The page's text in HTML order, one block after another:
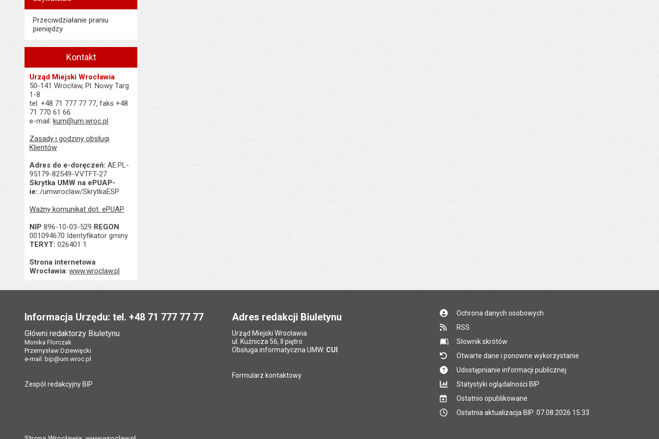
Przeciwdziałanie praniu
pieniędzy
Kontakt
Urząd Miejski Wrocławia
50-141 Wrocław, Pl. Nowy Targ
1-8
tel. +48 71 777 77 77, faks +48
71 770 61 66
e-mail:kum@um.wroc.pl
Zasady i godziny obsługi
Klientów
Adres do e-doręczeń: AE:PL-
95179-82549-VVTFT-27
Skrytka UMW na ePUAP-
ie: /umwroclaw/SkrytkaESP
Ważny komunikat dot. ePUAP
NIP 896-10-03-529 REGON
001094670 Identyfikator gminy
TERYT: 026401 1
Strona internetowa
Wrocławia:www.wroclaw.pl
Informacja Urzędu: tel. +48 71 777 77 77
Główni redaktorzy Biuletynu
Monika Florczak
Przemysław Dziewięcki
e-mail: bip@um.wroc.pl
Zespół redakcyjny BIP
Adres redakcji Biuletynu
Urząd Miejski Wrocławia
ul. Kuźnicza 56, II piętro
Obsługa informatyczna UMW: CUI
Formularz kontaktowy
Ochrona danych osobowych
RSS
Słownik skrótów
Otwarte dane i ponowne wykorzystanie
Udostępnianie informacji publicznej
Statystyki oglądalności BIP
Ostatnio opublikowane
Ostatnia aktualizacja BIP: 07.08.2026 15:33